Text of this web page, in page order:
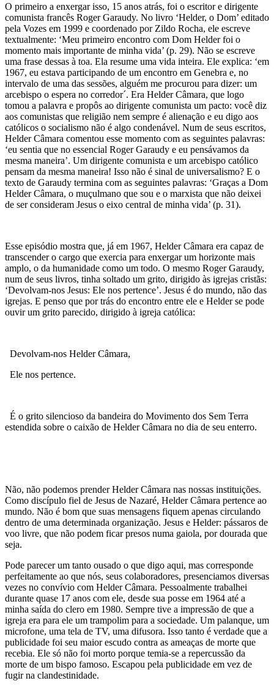
O primeiro a enxergar isso, 15 anos atrás, foi o escritor e dirigente
comunista francês Roger Garaudy. No livro ‘Helder, o Dom’ editado
pela Vozes em 1999 e coordenado por Zildo Rocha, ele escreve
textualmente: ‘Meu primeiro encontro com Dom Helder foi o
momento mais importante de minha vida’ (p. 29). Não se escreve
uma frase dessas à toa. Ela resume uma vida inteira. Ele explica: ‘em
1967, eu estava participando de um encontro em Genebra e, no
intervalo de uma das sessões, alguém me procurou para dizer: um
arcebispo o espera no corredor´. Era Helder Câmara, que logo
tomou a palavra e propôs ao dirigente comunista um pacto: você diz
aos comunistas que religião nem sempre é alienação e eu digo aos
católicos o socialismo não é algo condenável. Num de seus escritos,
Helder Câmara comentou esse momento com as seguintes palavras:
‘eu sentia que no essencial Roger Garaudy e eu pensávamos da
mesma maneira’. Um dirigente comunista e um arcebispo católico
pensam da mesma maneira! Isso não é sinal de universalismo? E o
texto de Garaudy termina com as seguintes palavras: ‘Graças a Dom
Helder Câmara, o muçulmano que sou e o marxista que não deixei
de ser consideram Jesus o eixo central de minha vida’ (p. 31).
Esse episódio mostra que, já em 1967, Helder Câmara era capaz de
transcender o cargo que exercia para enxergar um horizonte mais
amplo, o da humanidade como um todo. O mesmo Roger Garaudy,
num de seus livros, tinha soltado um grito, dirigido às igrejas cristãs:
‘Devolvam-nos Jesus: Ele nos pertence’. Jesus é do mundo, não das
igrejas. E penso que por trás do encontro entre ele e Helder se pode
ouvir um grito parecido, dirigido à igreja católica:
Devolvam-nos Helder Câmara,
Ele nos pertence.
É o grito silencioso da bandeira do Movimento dos Sem Terra
estendida sobre o caixão de Helder Câmara no dia de seu enterro.
Não, não podemos prender Helder Câmara nas nossas instituições.
Como discípulo fiel de Jesus de Nazaré, Helder Câmara pertence ao
mundo. Não é bom que suas mensagens fiquem apenas circulando
dentro de uma determinada organização. Jesus e Helder: pássaros de
voo livre, que não podem ficar presos numa gaiola, por dourada que
seja.
Pode parecer um tanto ousado o que digo aqui, mas corresponde
perfeitamente ao que nós, seus colaboradores, presenciamos diversas
vezes no convívio com Helder Câmara. Pessoalmente trabalhei
durante quase 17 anos com ele, desde sua posse em 1964 até a
minha saída do clero em 1980. Sempre tive a impressão de que a
igreja era para ele um trampolim para a sociedade. Um palanque, um
microfone, uma tela de TV, uma difusora. Isso tanto é verdade que a
publicidade foi seu maior escudo contra as ameaças de morte que
recebia. Ele só não foi morto porque temia-se a repercussão da
morte de um bispo famoso. Escapou pela publicidade em vez de
fugir na clandestinidade.